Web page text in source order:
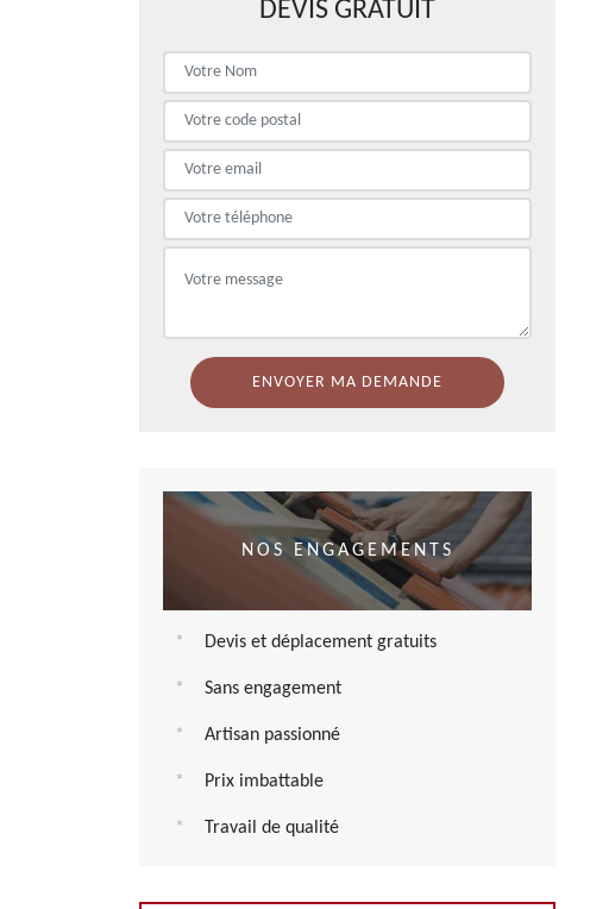
DEVIS GRATUIT
NOS ENGAGEMENTS
Devis et déplacement gratuits
Sans engagement
Artisan passionné
Prix imbattable
Travail de qualité